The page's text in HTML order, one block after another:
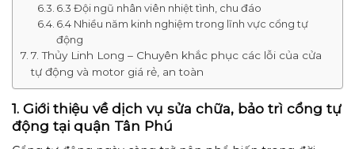
6.3 Đội ngũ nhân viên nhiệt tình, chu đáo
6.4 Nhiều năm kinh nghiệm trong lĩnh vực cổng tự
động
7. Thủy Linh Long – Chuyên khắc phục các lỗi của cửa
tự động và motor giá rẻ, an toàn
1. Giới thiệu về dịch vụ sửa chữa, bảo trì cổng tự
động tại quận Tân Phú